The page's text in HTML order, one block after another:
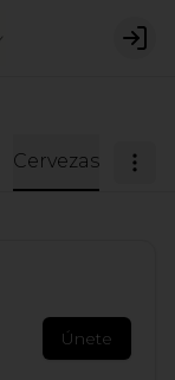
Cervezas
Únete